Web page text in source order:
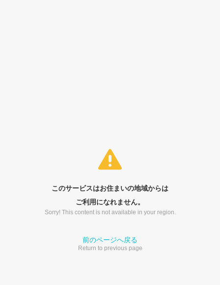
このサービスはお住まいの地域からは
ご利用になれません。
Sorry! This content is not available in your region.
前のページへ戻る
Return to previous page